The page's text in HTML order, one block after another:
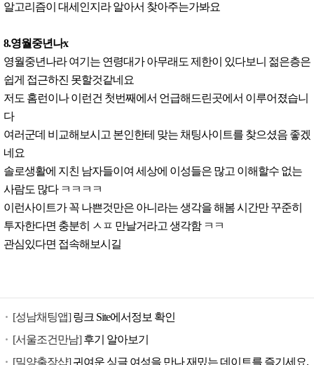
알고리즘이 대세인지라 알아서 찾아주는가봐요
8.영월중년나x
영월중년나라 여기는 연령대가 아무래도 제한이 있다보니 젊은층은
쉽게 접근하진 못할것같네요
저도 홈런이나 이런건 첫번째에서 언급해드린곳에서 이루어졌습니
다
여러군데 비교해보시고 본인한테 맞는 채팅사이트를 찾으셨음 좋겠
네요
솔로생활에 지친 남자들이여 세상에 이성들은 많고 이해할수 없는
사람도 많다 ㅋㅋㅋㅋ
이런사이트가 꼭 나쁜것만은 아니라는 생각을 해봄 시간만 꾸준히
투자한다면 충분히 ㅅㅍ 만날거라고 생각함 ㅋㅋ
관심있다면 접속해보시길
[성남채팅앱]링크 Site에서정보 확인
[서울조건만남]후기 알아보기
[밀양출장샵]귀여운 싱글 여성을 만나 재밌는 데이트를 즐기세요.